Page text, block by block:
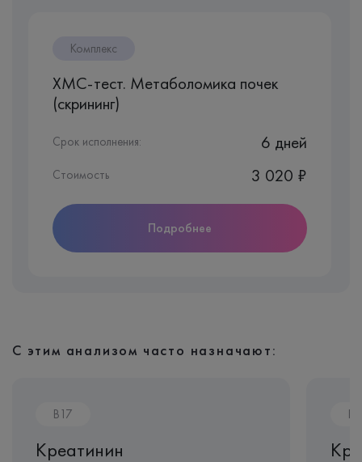
Комплекс
ХМС-тест. Метаболомика почек
(скрининг)
Срок исполнения: 6 дней
Стоимость 3 020 ₽
Подробнее
С этим анализом часто назначают:
B17
Креатинин